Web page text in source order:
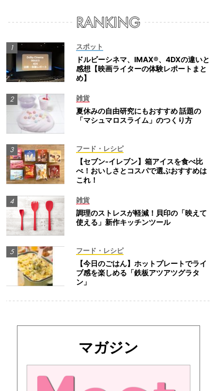
スポット
ドルビーシネマ、IMAX®、4DXの違いと
感想【映画ライターの体験レポートまと
め】
雑貨
夏休みの自由研究にもおすすめ 話題の
「マシュマロスライム」のつくり方
フード・レシピ
【セブン-イレブン】箱アイスを食べ比
べ！おいしさとコスパで選ぶおすすめは
これ！
雑貨
調理のストレスが軽減！貝印の「映えて
使える」新作キッチンツール
フード・レシピ
【今日のごはん】ホットプレートでライ
ブ感を楽しめる「鉄板アツアツグラタ
ン」
マガジン